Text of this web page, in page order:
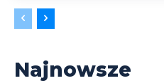
Najnowsze